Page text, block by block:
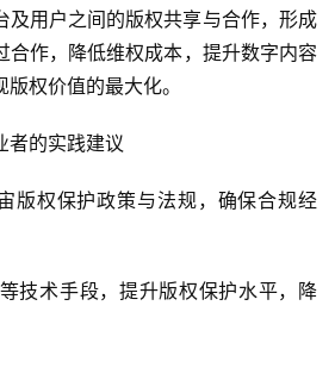
及用户之间的版权共享与合作，形成
合作，降低维权成本，提升数字内容
权价值的最大化。
者的实践建议
版权保护政策与法规，确保合规经
技术手段，提升版权保护水平，降